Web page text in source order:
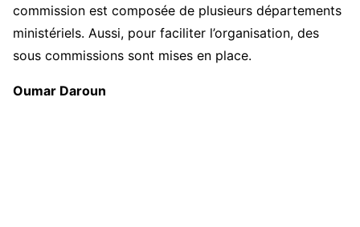
commission est composée de plusieurs départements
ministériels. Aussi, pour faciliter l’organisation, des
sous commissions sont mises en place.
Oumar Daroun